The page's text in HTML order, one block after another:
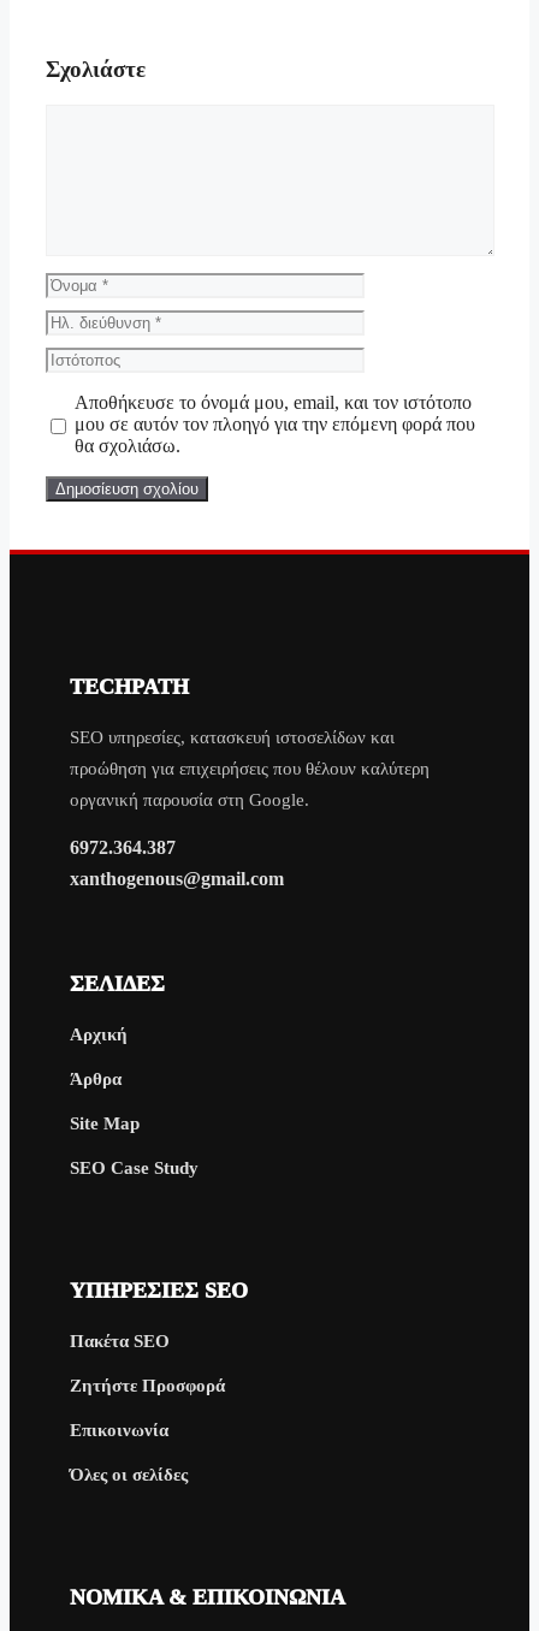
Σχολιάστε
Όνομα
Ηλ.
διεύθυνση
Ιστότοπος
Αποθήκευσε το όνομά μου, email, και τον ιστότοπο
μου σε αυτόν τον πλοηγό για την επόμενη φορά που
θα σχολιάσω.
TECHPATH
SEO υπηρεσίες, κατασκευή ιστοσελίδων και
προώθηση για επιχειρήσεις που θέλουν καλύτερη
οργανική παρουσία στη Google.
6972.364.387
xanthogenous@gmail.com
ΣΕΛΊΔΕΣ
Αρχική
Άρθρα
Site Map
SEO Case Study
ΥΠΗΡΕΣΊΕΣ SEO
Πακέτα SEO
Ζητήστε Προσφορά
Επικοινωνία
Όλες οι σελίδες
ΝΟΜΙΚΆ & ΕΠΙΚΟΙΝΩΝΊΑ